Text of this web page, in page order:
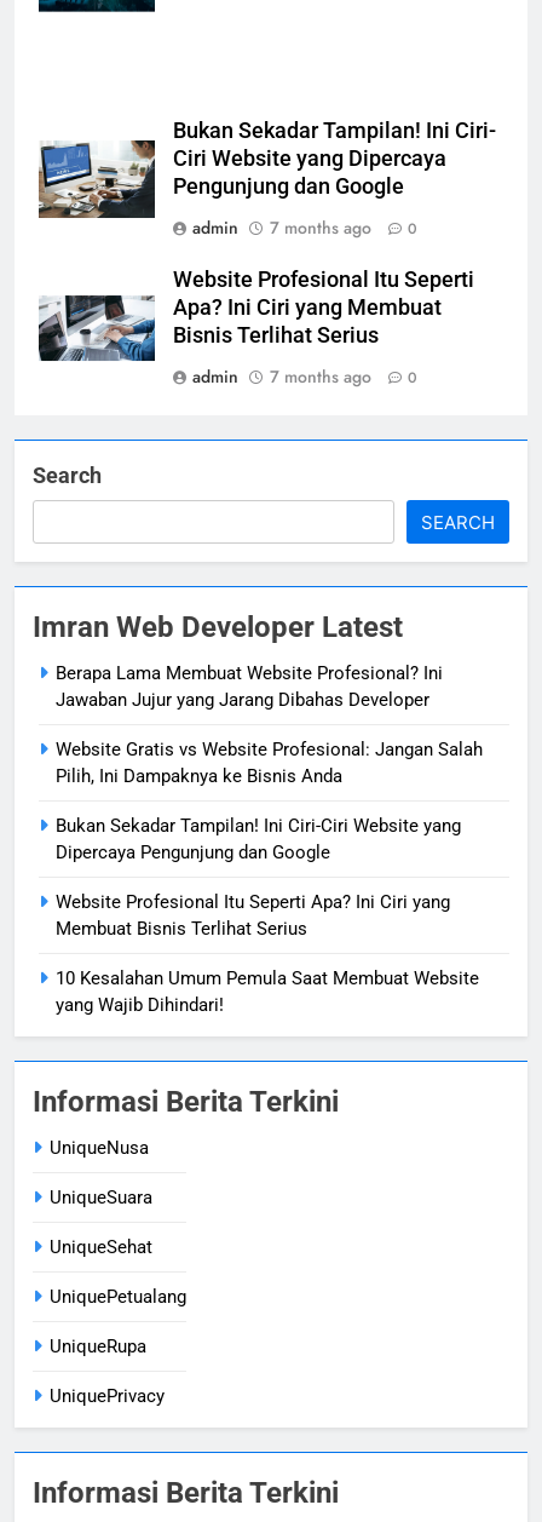
Bukan Sekadar Tampilan! Ini Ciri-
Ciri Website yang Dipercaya
Pengunjung dan Google
admin
7 months ago 0
Website Profesional Itu Seperti
Apa? Ini Ciri yang Membuat
Bisnis Terlihat Serius
admin
7 months ago 0
Search
SEARCH
Imran Web Developer Latest
Berapa Lama Membuat Website Profesional? Ini
Jawaban Jujur yang Jarang Dibahas Developer
Website Gratis vs Website Profesional: Jangan Salah
Pilih, Ini Dampaknya ke Bisnis Anda
Bukan Sekadar Tampilan! Ini Ciri-Ciri Website yang
Dipercaya Pengunjung dan Google
Website Profesional Itu Seperti Apa? Ini Ciri yang
Membuat Bisnis Terlihat Serius
10 Kesalahan Umum Pemula Saat Membuat Website
yang Wajib Dihindari!
Informasi Berita Terkini
UniqueNusa
UniqueSuara
UniqueSehat
UniquePetualang
UniqueRupa
UniquePrivacy
Informasi Berita Terkini